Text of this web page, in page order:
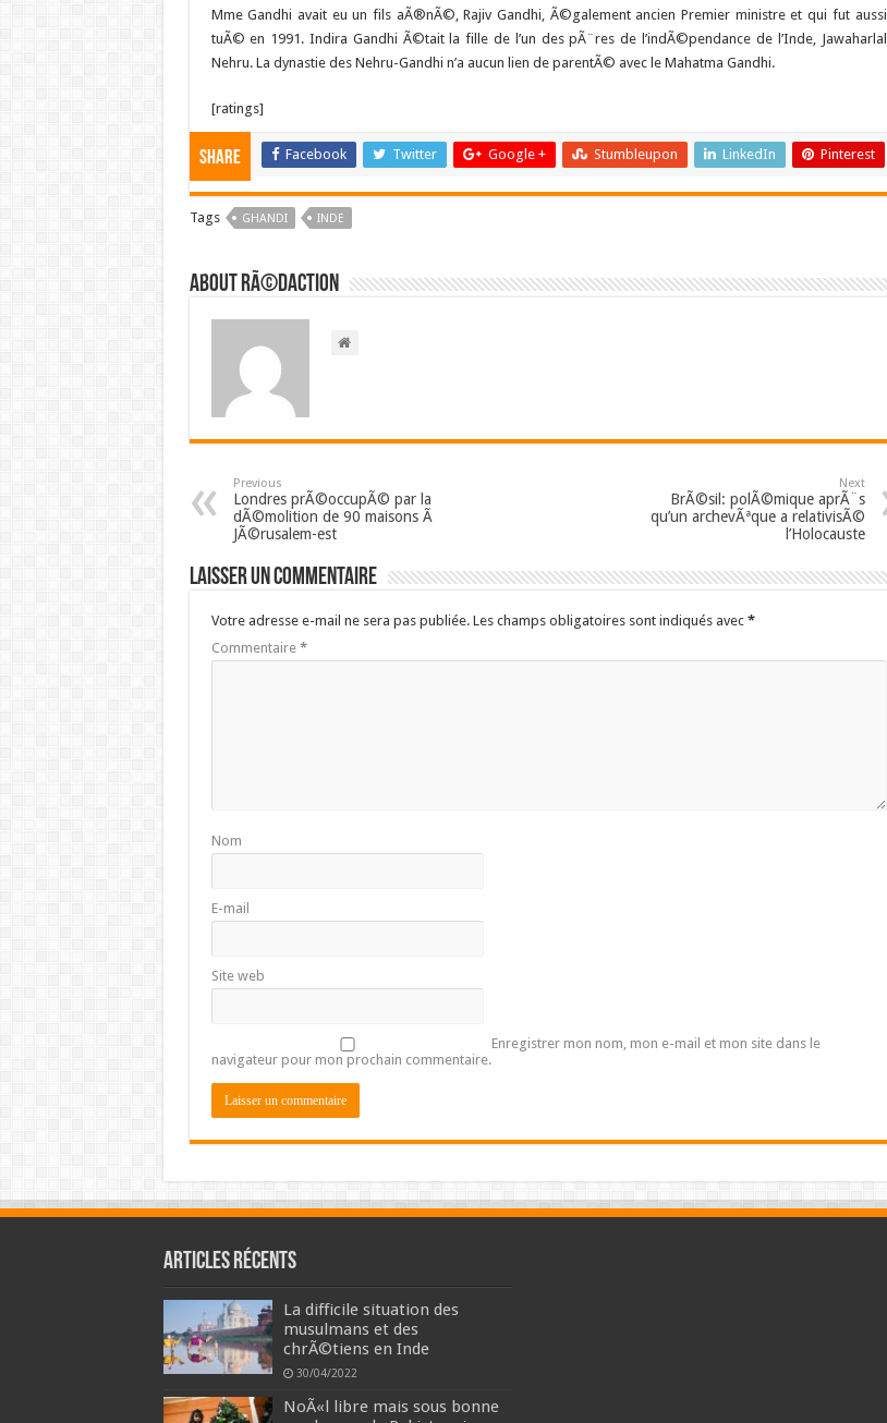
Mme Gandhi avait eu un fils aÃ®nÃ©, Rajiv Gandhi, Ã©galement ancien Premier ministre et qui fut aussi
tuÃ© en 1991. Indira Gandhi Ã©tait la fille de l’un des pÃ¨res de l’indÃ©pendance de l’Inde, Jawaharlal
Nehru. La dynastie des Nehru-Gandhi n’a aucun lien de parentÃ© avec le Mahatma Gandhi.
[ratings]
Share Facebook Twitter Google + Stumbleupon LinkedIn Pinterest
Tags GHANDI INDE
About RÃ©daction
Previous
Londres prÃ©occupÃ© par la
dÃ©molition de 90 maisons Ã
JÃ©rusalem-est
Next
BrÃ©sil: polÃ©mique aprÃ¨s
qu’un archevÃªque a relativisÃ©
l’Holocauste
Laisser un commentaire
Votre adresse e-mail ne sera pas publiée. Les champs obligatoires sont indiqués avec *
Commentaire *
Nom
E-mail
Site web
Enregistrer mon nom, mon e-mail et mon site dans le
navigateur pour mon prochain commentaire.
Articles récents
La difficile situation des
musulmans et des
chrÃ©tiens en Inde
30/04/2022
NoÃ«l libre mais sous bonne